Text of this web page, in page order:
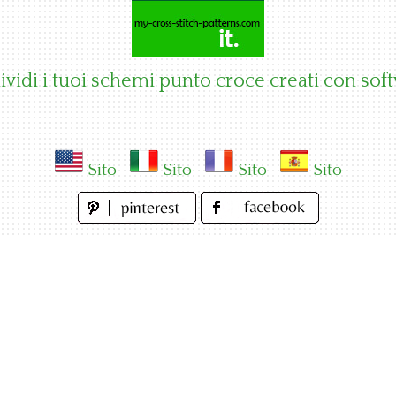
i tuoi schemi punto croce creati con
Sito Sito Sito Sito